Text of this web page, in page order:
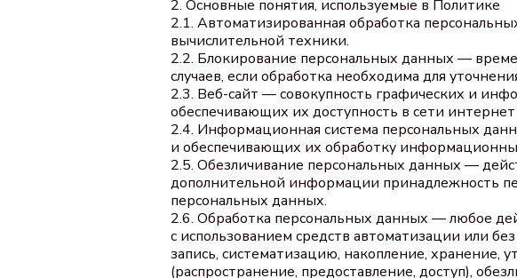
2. Основные понятия, используемые в Политике
2.1. Автоматизированная обработка
вычислительной техники.
2.2. Блокирование персональных данных —
случаев, если обработка необходима для
2.3. Веб-сайт — совокупность графических и
обеспечивающих их доступность в сети
2.4. Информационная система персональных
и обеспечивающих их обработку
2.5. Обезличивание персональных данных —
дополнительной информации принадлежность
персональных данных.
2.6. Обработка персональных данных — любое
с использованием средств автоматизации или
запись, систематизацию, накопление, хранение,
(распространение, предоставление, доступ),